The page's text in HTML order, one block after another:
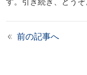
す。引き続き、どうぞ
前の記事へ